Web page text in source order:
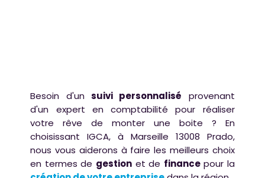
Besoin d'un suivi personnalisé provenant
d'un expert en comptabilité pour réaliser
votre rêve de monter une boite ? En
choisissant IGCA, à Marseille 13008 Prado,
nous vous aiderons à faire les meilleurs choix
en termes de gestionet de financepour la